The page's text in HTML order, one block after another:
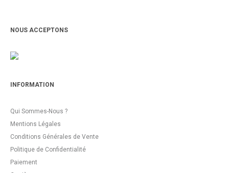
NOUS ACCEPTONS
INFORMATION
Qui Sommes-Nous ?
Mentions Légales
Conditions Générales de Vente
Politique de Confidentialité
Paiement